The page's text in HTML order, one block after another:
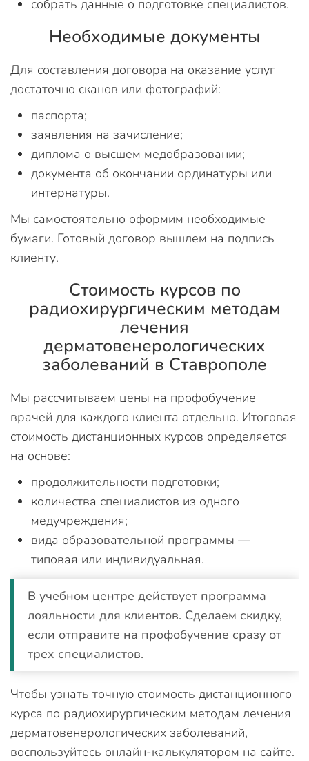
собрать данные о подготовке специалистов.
Необходимые документы
Для составления договора на оказание услуг
достаточно сканов или фотографий:
паспорта;
заявления на зачисление;
диплома о высшем медобразовании;
документа об окончании ординатуры или
интернатуры.
Мы самостоятельно оформим необходимые
бумаги. Готовый договор вышлем на подпись
клиенту.
Стоимость курсов по
радиохирургическим методам
лечения
дерматовенерологических
заболеваний в Ставрополе
Мы рассчитываем цены на профобучение
врачей для каждого клиента отдельно. Итоговая
стоимость дистанционных курсов определяется
на основе:
продолжительности подготовки;
количества специалистов из одного
медучреждения;
вида образовательной программы —
типовая или индивидуальная.
В учебном центре действует программа
лояльности для клиентов. Сделаем скидку,
если отправите на профобучение сразу от
трех специалистов.
Чтобы узнать точную стоимость дистанционного
курса по радиохирургическим методам лечения
дерматовенерологических заболеваний,
воспользуйтесь онлайн-калькулятором на сайте.